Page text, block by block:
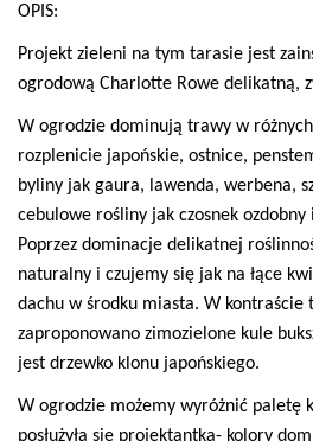
OPIS:
Projekt zieleni na tym tarasie jest
ogrodową Charlotte Rowe delikatną,
W ogrodzie dominują trawy w
rozplenicie japońskie, ostnice,
byliny jak gaura, lawenda, werbena,
cebulowe rośliny jak czosnek ozdobny
Poprzez dominacje delikatnej
naturalny i czujemy się jak na łące
dachu w środku miasta. W kontraście
zaproponowano zimozielone kule
jest drzewko klonu japońskiego.
W ogrodzie możemy wyróżnić paletę
posłużyła się projektantka- kolory